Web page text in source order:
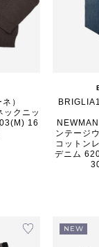
）
ックニッ
16
ンテージ
コットン
デニム
NEW